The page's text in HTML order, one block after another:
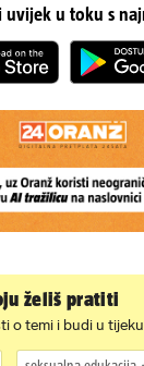
uvijek u toku s
želiš pratiti
o temi i budi u tijeku